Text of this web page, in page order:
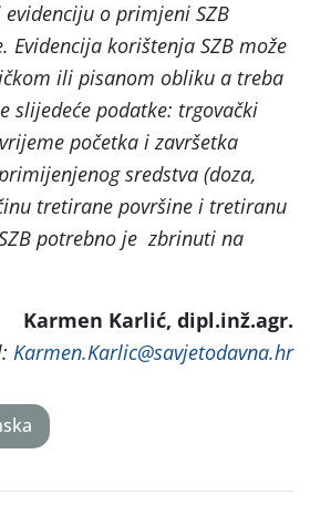
o primjeni SZB
Evidencija korištenja SZB može
ili pisanom obliku a treba
slijedeće podatke: trgovački
početka i završetka
sredstva (doza,
tretirane površine i tretiranu
potrebno je zbrinuti na
Karmen Karlić, dipl.inž.agr.
Karmen.Karlic@savjetodavna.hr